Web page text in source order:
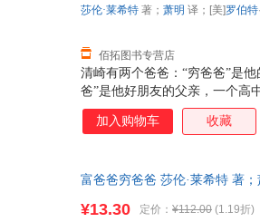
清崎有两个爸爸：“穷爸爸”是
爸”是他好朋友的父亲，一个高
从“穷爸爸”为他设计的人生道
的人生初期。直到1977年，清
爸”截然不同的金钱观和财富观
佰拓图书专营店
莎伦·莱希特 著； 萧明 译；[美]罗伯特
加入购物车 收藏
富爸爸穷爸爸 莎伦·莱希特 著
¥13.30 定价： ¥112.00 (1.19折)